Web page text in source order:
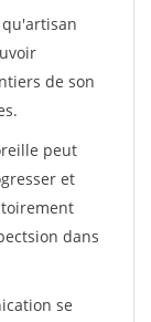
de son
peut
et
dans
se